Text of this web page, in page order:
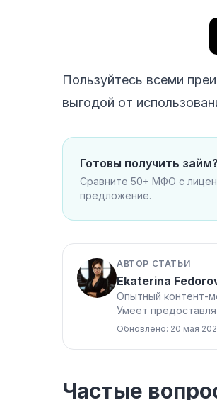
Пользуйтесь всеми
выгодой от
Готовы получить займ?
Сравните 50+ МФО с
предложение.
АВТОР СТАТЬИ
Ekaterina
Опытный контент-
Умеет
Обновлено: 20 мая
Частые